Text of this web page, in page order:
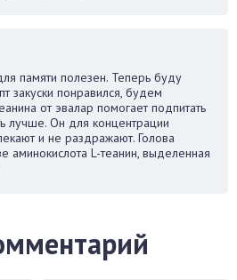
памяти полезен. Теперь буду
закуски понравился, будем
от эвaлaр помогает подпитать
лучше. Он для концентрации
и не раздражают. Голова
аминокислота L-теанин, выделенная